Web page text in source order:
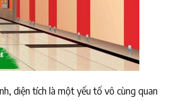
diện tích là một yếu tố vô cùng quan